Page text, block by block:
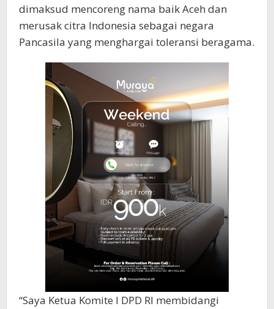
dimaksud mencoreng nama baik Aceh dan
merusak citra Indonesia sebagai negara
Pancasila yang menghargai toleransi beragama.
“Saya Ketua Komite I DPD RI membidangi